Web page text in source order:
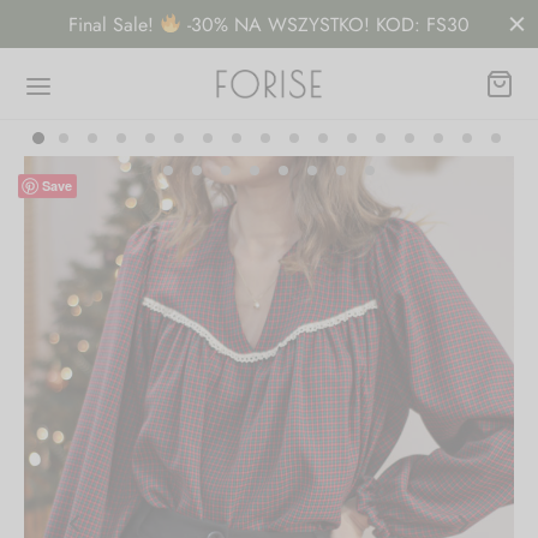
Final Sale! -30% NA WSZYSTKO! KOD: FS30
Save
bluzy
spodnie, spodenki